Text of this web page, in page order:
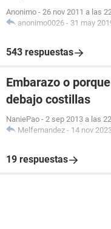
Anonimo - 26 nov 2011 a las
anonimo0026 - 31 may
543 respuestas
Embarazo o
debajo costillas
NaniePao - 2 sep 2013 a las
Melfernandez - 14 nov
19 respuestas